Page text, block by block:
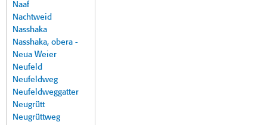
Naaf
Nachtweid
Nasshaka
Nasshaka, obera -
Neua Weier
Neufeld
Neufeldweg
Neufeldweggatter
Neugrütt
Neugrüttweg